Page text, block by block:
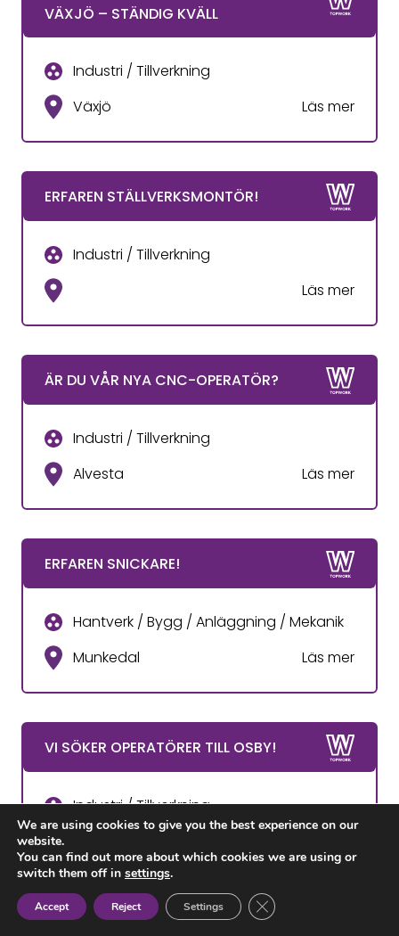
VÄXJÖ – STÄNDIG KVÄLL
Industri / Tillverkning
Växjö
Läs mer
ERFAREN STÄLLVERKSMONTÖR!
Industri / Tillverkning
Läs mer
ÄR DU VÅR NYA CNC-OPERATÖR?
Industri / Tillverkning
Alvesta
Läs mer
ERFAREN SNICKARE!
Hantverk / Bygg / Anläggning / Mekanik
Munkedal
Läs mer
VI SÖKER OPERATÖRER TILL OSBY!
Industri / Tillverkning
We are using cookies to give you the best experience on our
website.
You can find out more about which cookies we are using or
switch them off in settings.
Accept Reject Settings Close GDPR Cookie